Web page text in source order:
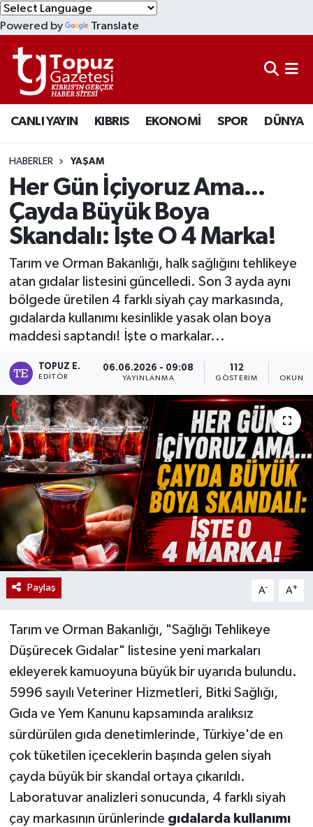
Powered by Translate
CANLI YAYIN KIBRIS EKONOMİ SPOR DÜNYA
HABERLER YAŞAM
Her Gün İçiyoruz Ama...
Çayda Büyük Boya
Skandalı: İşte O 4 Marka!
Tarım ve Orman Bakanlığı, halk sağlığını tehlikeye
atan gıdalar listesini güncelledi. Son 3 ayda aynı
bölgede üretilen 4 farklı siyah çay markasında,
gıdalarda kullanımı kesinlikle yasak olan boya
maddesi saptandı! İşte o markalar...
TOPUZ E.
EDITÖR
06.06.2026 - 09:08
YAYINLANMA
112
GÖSTERIM
2
Paylaş A- A+
Tarım ve Orman Bakanlığı, "Sağlığı Tehlikeye
Düşürecek Gıdalar" listesine yeni markaları
ekleyerek kamuoyuna büyük bir uyarıda bulundu.
5996 sayılı Veteriner Hizmetleri, Bitki Sağlığı,
Gıda ve Yem Kanunu kapsamında aralıksız
sürdürülen gıda denetimlerinde, Türkiye'de en
çok tüketilen içeceklerin başında gelen siyah
çayda büyük bir skandal ortaya çıkarıldı.
Laboratuvar analizleri sonucunda, 4 farklı siyah
çay markasının ürünlerinde gıdalarda kullanımı
KIBRIS
DÜNYA
EKONOMİ
MAGAZİN
SAĞLIK
SPOR
TEKNOLOJİ
TÜRKİYE
Lefkoşa Nöbetçi Eczaneler
Lefkoşa Hava Durumu
Lefkoşa Trafik Yoğunluk Haritası
Süper Lig Puan Durumu ve Fikstür
Tüm Manşetler
Son Dakika Haberleri
Haber Arşivi